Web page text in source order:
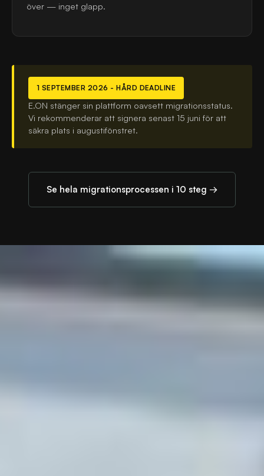
över — inget glapp.
1 SEPTEMBER 2026 - HÅRD DEADLINE
E.ON stänger sin plattform oavsett migrationsstatus.
Vi rekommenderar att signera senast 15 juni för att
säkra plats i augustifönstret.
Se hela migrationsprocessen i 10 steg →